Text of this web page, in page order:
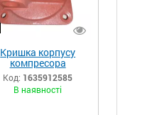
Кришка корпусу
компресора
ЕК7А.02.013
Код: 1635912585
В наявності